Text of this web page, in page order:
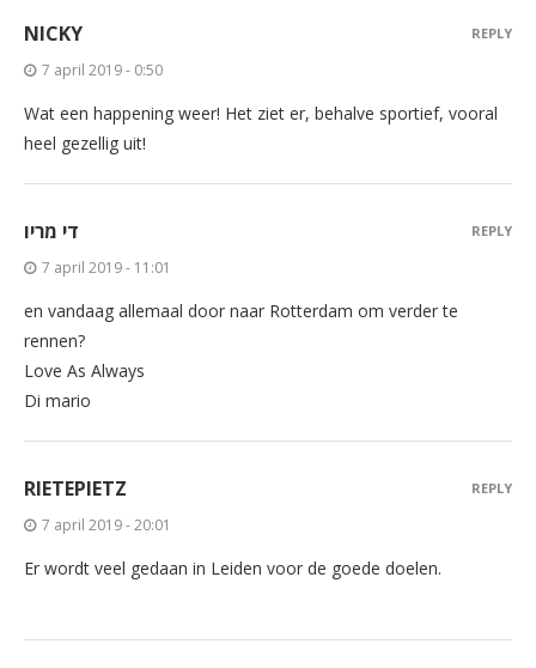
NICKY
7 april 2019 - 0:50
Wat een happening weer! Het ziet er, behalve sportief, vooral
heel gezellig uit!
REPLY
די מריו
7 april 2019 - 11:01
en vandaag allemaal door naar Rotterdam om verder te
rennen?
Love As Always
Di mario
REPLY
RIETEPIETZ
7 april 2019 - 20:01
Er wordt veel gedaan in Leiden voor de goede doelen.
REPLY